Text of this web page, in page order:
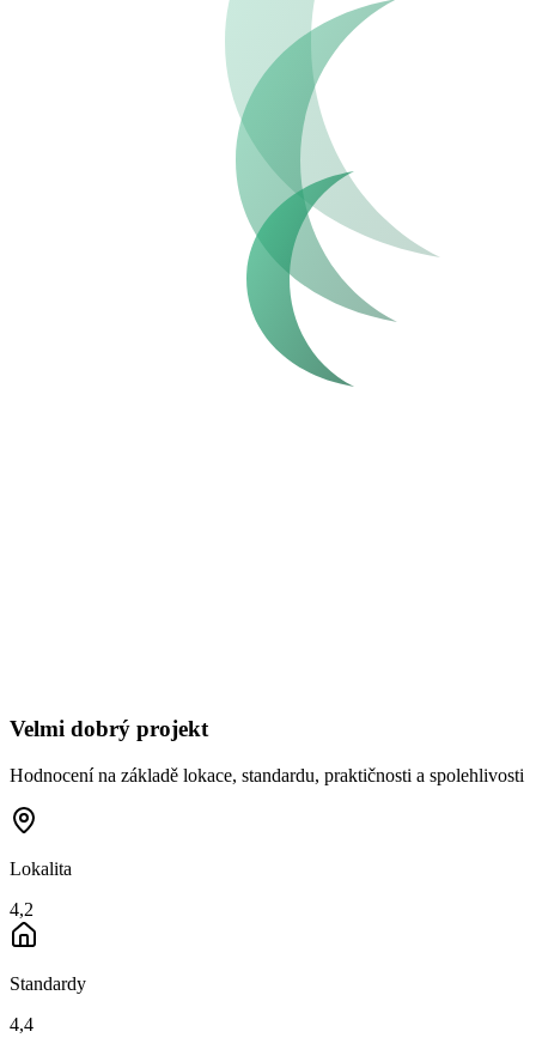
Velmi dobrý projekt
Hodnocení na základě lokace, standardu, praktičnosti a spolehlivosti
Lokalita
4,2
Standardy
4,4